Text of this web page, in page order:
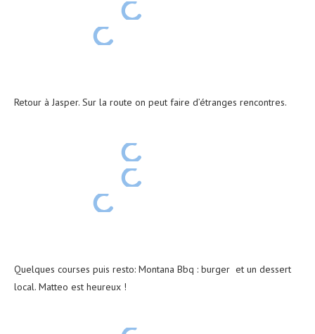
Retour à Jasper. Sur la route on peut faire d’étranges rencontres.
Quelques courses puis resto: Montana Bbq : burger et un dessert
local. Matteo est heureux !